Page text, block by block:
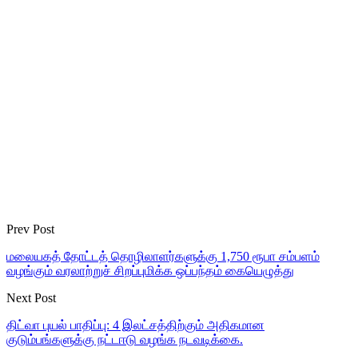
Prev Post
மலையகத் தோட்டத் தொழிலாளர்களுக்கு 1,750 ரூபா சம்பளம்
வழங்கும் வரலாற்றுச் சிறப்புமிக்க ஒப்பந்தம் கையெழுத்து
Next Post
திட்வா புயல் பாதிப்பு: 4 இலட்சத்திற்கும் அதிகமான
குடும்பங்களுக்கு நட்டஈடு வழங்க நடவடிக்கை.